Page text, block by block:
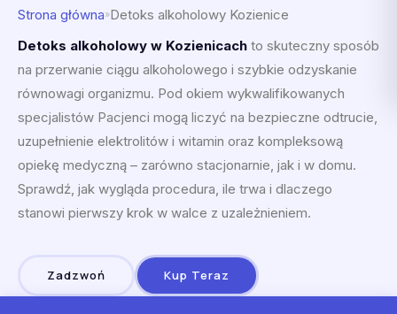
Strona główna»Detoks alkoholowy Kozienice
Detoks alkoholowy w Kozienicach to skuteczny sposób
na przerwanie ciągu alkoholowego i szybkie odzyskanie
równowagi organizmu. Pod okiem wykwalifikowanych
specjalistów Pacjenci mogą liczyć na bezpieczne odtrucie,
uzupełnienie elektrolitów i witamin oraz kompleksową
opiekę medyczną – zarówno stacjonarnie, jak i w domu.
Sprawdź, jak wygląda procedura, ile trwa i dlaczego
stanowi pierwszy krok w walce z uzależnieniem.
Zadzwoń Kup Teraz